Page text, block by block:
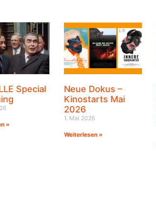
Special
»
Neue Dokus –
Kinostarts Mai
2026
1. Mai 2026
Weiterlesen »